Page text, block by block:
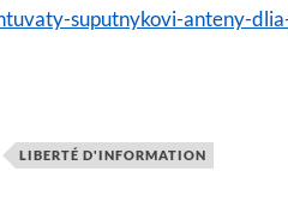
suputnykovi-anteny-
LIBERTÉ D'INFORMATION